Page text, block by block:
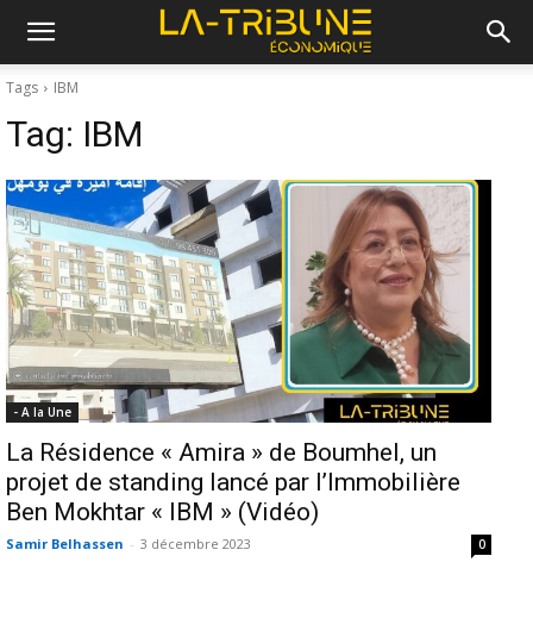
Tags IBM
Tag: IBM
- A la Une
La Résidence « Amira » de Boumhel, un
projet de standing lancé par l’Immobilière
Ben Mokhtar « IBM » (Vidéo)
Samir Belhassen - 3 décembre 2023 0